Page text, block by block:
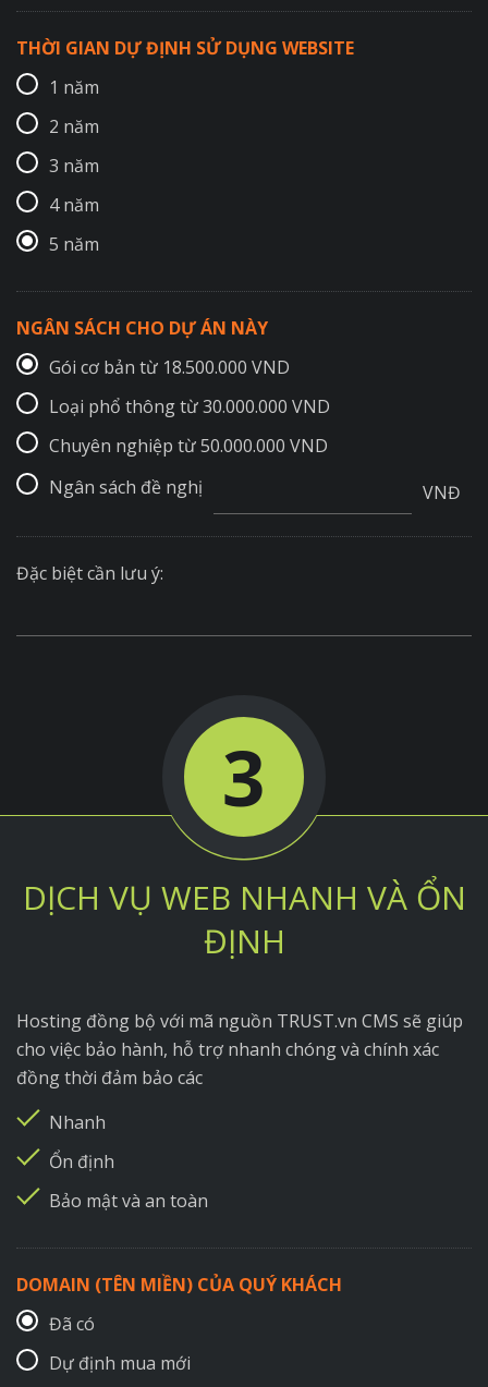
THỜI GIAN DỰ ĐỊNH SỬ DỤNG WEBSITE
1 năm
2 năm
3 năm
4 năm
5 năm
NGÂN SÁCH CHO DỰ ÁN NÀY
Gói cơ bản từ 18.500.000 VND
Loại phổ thông từ 30.000.000 VND
Chuyên nghiệp từ 50.000.000 VND
Ngân sách đề nghị
VNĐ
Đặc biệt cần lưu ý:
3
DỊCH VỤ WEB NHANH VÀ ỔN
ĐỊNH
Hosting đồng bộ với mã nguồn TRUST.vn CMS sẽ giúp
cho việc bảo hành, hỗ trợ nhanh chóng và chính xác
đồng thời đảm bảo các
Nhanh
Ổn định
Bảo mật và an toàn
DOMAIN (TÊN MIỀN) CỦA QUÝ KHÁCH
Đã có
Dự định mua mới